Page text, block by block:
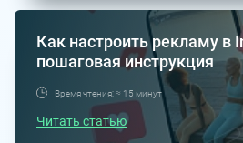
Как настроить рекламу в
пошаговая инструкция
Время чтения: ≈ 15 минут
Читать статью